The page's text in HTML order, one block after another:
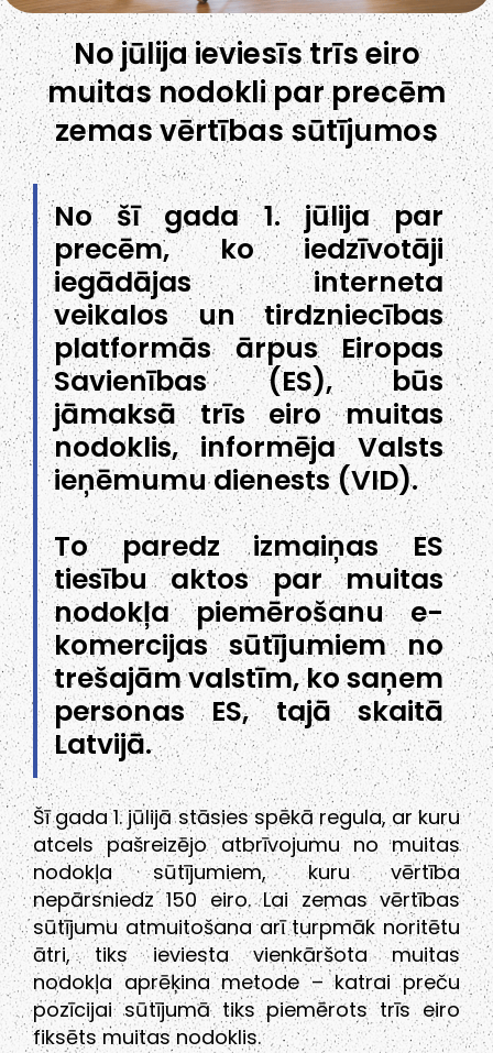
No jūlija ieviesīs trīs eiro
muitas nodokli par precēm
zemas vērtības sūtījumos
No šī gada 1. jūlija par
precēm, ko iedzīvotāji
iegādājas interneta
veikalos un tirdzniecības
platformās ārpus Eiropas
Savienības (ES), būs
jāmaksā trīs eiro muitas
nodoklis, informēja Valsts
ieņēmumu dienests (VID).
To paredz izmaiņas ES
tiesību aktos par muitas
nodokļa piemērošanu e-
komercijas sūtījumiem no
trešajām valstīm, ko saņem
personas ES, tajā skaitā
Latvijā.
Šī gada 1. jūlijā stāsies spēkā regula, ar kuru
atcels pašreizējo atbrīvojumu no muitas
nodokļa sūtījumiem, kuru vērtība
nepārsniedz 150 eiro. Lai zemas vērtības
sūtījumu atmuitošana arī turpmāk noritētu
ātri, tiks ieviesta vienkāršota muitas
nodokļa aprēķina metode – katrai preču
pozīcijai sūtījumā tiks piemērots trīs eiro
fiksēts muitas nodoklis.